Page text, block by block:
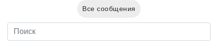
Все сообщения